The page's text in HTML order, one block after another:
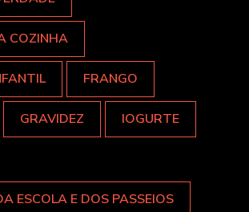
COZINHA
FRANGO
GRAVIDEZ IOGURTE
ESCOLA E DOS PASSEIOS